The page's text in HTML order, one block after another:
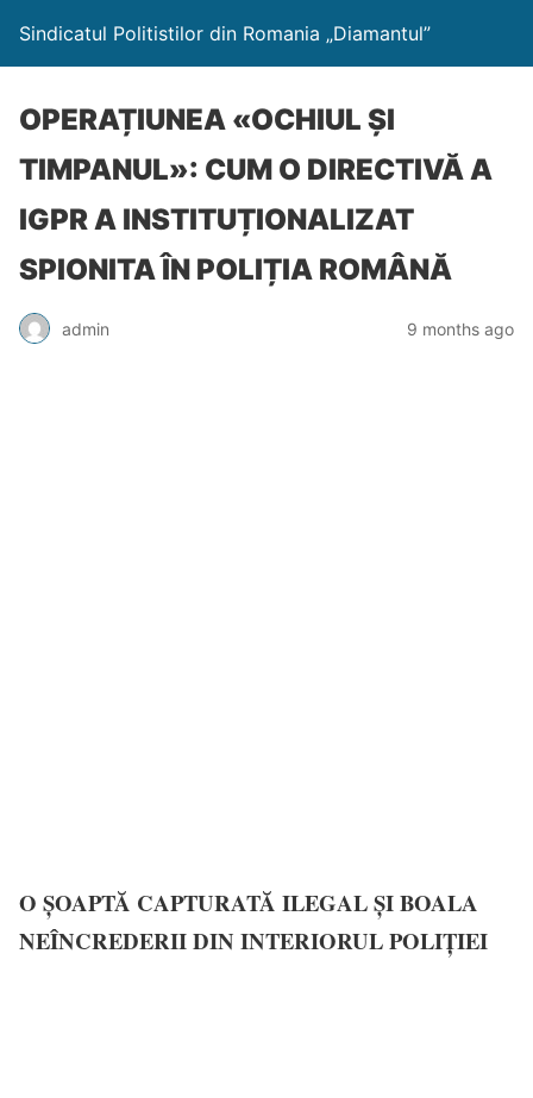
Sindicatul Politistilor din Romania „Diamantul”
OPERAȚIUNEA «OCHIUL ȘI
TIMPANUL»: CUM O DIRECTIVĂ A
IGPR A INSTITUȚIONALIZAT
SPIONITA ÎN POLIȚIA ROMÂNĂ
admin 9 months ago
O ȘOAPTĂ CAPTURATĂ ILEGAL ȘI BOALA
NEÎNCREDERII DIN INTERIORUL POLIȚIEI